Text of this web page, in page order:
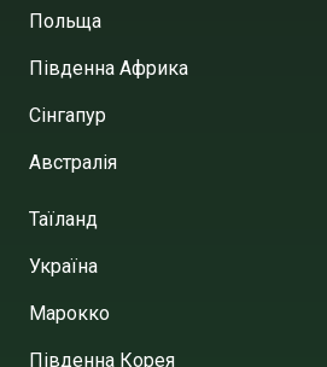
Польща
Південна Африка
Сінгапур
Австралія
Таїланд
Україна
Марокко
Південна Корея